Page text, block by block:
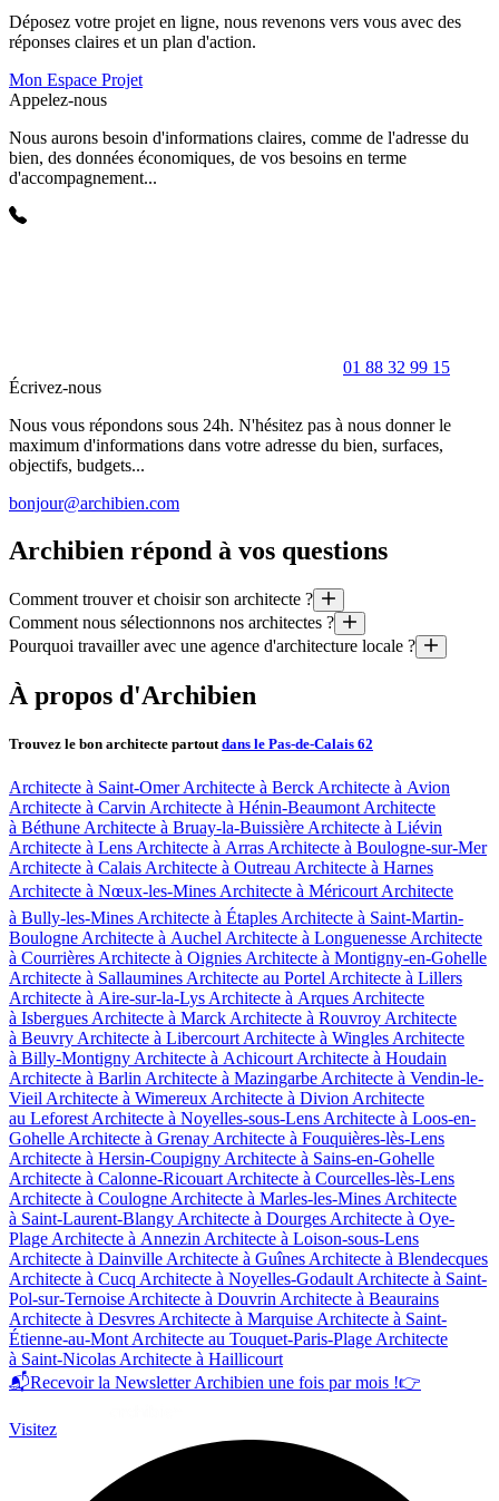
Déposez votre projet en ligne, nous revenons vers vous avec des
réponses claires et un plan d'action.
Mon Espace Projet
Appelez-nous
Nous aurons besoin d'informations claires, comme de l'adresse du
bien, des données économiques, de vos besoins en terme
d'accompagnement...
01 88 32 99 15
Écrivez-nous
Nous vous répondons sous 24h. N'hésitez pas à nous donner le
maximum d'informations dans votre adresse du bien, surfaces,
objectifs, budgets...
bonjour@archibien.com
Archibien répond à vos questions
Comment trouver et choisir son architecte ?
1. Définissons votre projet (espaces, style, budget, délais, etc)
2. Rencontrez 3 architectes sélectionnés spécialement pour vous
Pouvoir comparer et choisir, c’est tout l’intérêt d’Archibien
Nos appels d'offre vous permettent d'obtenir des esquisses conçues,
Comment nous sélectionnons nos architectes ?
Nous avons plusieurs critères pour choisir les architectes : ils
Pourquoi travailler avec une agence d'architecture locale ?
Parce qu’elle connaît les techniques de construction locales et
Parce qu’elle connaît les règlements d’urbanisme et vous fera
À propos d'Archibien
Trouvez le bon architecte partoutdans le Pas-de-Calais 62
Architecte à Saint-OmerArchitecte à BerckArchitecte à Avion
Architecte à CarvinArchitecte à Hénin-BeaumontArchitecte
à BéthuneArchitecte à Bruay-la-BuissièreArchitecte à Liévin
Architecte à LensArchitecte à ArrasArchitecte à Boulogne-sur-Mer
Architecte à CalaisArchitecte à OutreauArchitecte à Harnes
Architecte à Nœux-les-MinesArchitecte à MéricourtArchitecte
à Bully-les-MinesArchitecte à ÉtaplesArchitecte à Saint-Martin-
BoulogneArchitecte à AuchelArchitecte à LonguenesseArchitecte
à CourrièresArchitecte à OigniesArchitecte à Montigny-en-Gohelle
Architecte à SallauminesArchitecte au PortelArchitecte à Lillers
Architecte à Aire-sur-la-LysArchitecte à ArquesArchitecte
à IsberguesArchitecte à MarckArchitecte à RouvroyArchitecte
à BeuvryArchitecte à LibercourtArchitecte à WinglesArchitecte
à Billy-MontignyArchitecte à AchicourtArchitecte à Houdain
Architecte à BarlinArchitecte à MazingarbeArchitecte à Vendin-le-
VieilArchitecte à WimereuxArchitecte à DivionArchitecte
au LeforestArchitecte à Noyelles-sous-LensArchitecte à Loos-en-
GohelleArchitecte à GrenayArchitecte à Fouquières-lès-Lens
Architecte à Hersin-CoupignyArchitecte à Sains-en-Gohelle
Architecte à Calonne-RicouartArchitecte à Courcelles-lès-Lens
Architecte à CoulogneArchitecte à Marles-les-MinesArchitecte
à Saint-Laurent-BlangyArchitecte à DourgesArchitecte à Oye-
PlageArchitecte à AnnezinArchitecte à Loison-sous-Lens
Architecte à DainvilleArchitecte à GuînesArchitecte à Blendecques
Architecte à Cucq Architecte à Noyelles-GodaultArchitecte à Saint-
Pol-sur-TernoiseArchitecte à DouvrinArchitecte à Beaurains
Architecte à DesvresArchitecte à MarquiseArchitecte à Saint-
Étienne-au-MontArchitecte au Touquet-Paris-PlageArchitecte
à Saint-NicolasArchitecte à Haillicourt
📬Recevoir la Newsletter Archibien une fois par mois !👉
Visitez